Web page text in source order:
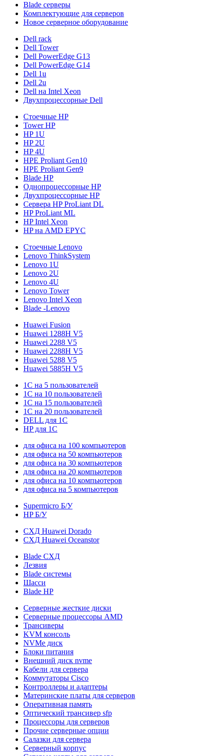
Blade серверы
Комплектующие для серверов
Новое серверное оборудование
Dell rack
Dell Tower
Dell PowerEdge G13
Dell PowerEdge G14
Dell 1u
Dell 2u
Dell на Intel Xeon
Двухпроцессорные Dell
Стоечные HP
Tower HP
HP 1U
HP 2U
HP 4U
HPE Proliant Gen10
HPE Proliant Gen9
Blade HP
Однопроцессорные HP
Двухпроцессорные HP
Сервера HP ProLiant DL
HP ProLiant ML
HP Intel Xeon
HP на AMD EPYC
Стоечные Lenovo
Lenovo ThinkSystem
Lenovo 1U
Lenovo 2U
Lenovo 4U
Lenovo Tower
Lenovo Intel Xeon
Blade -Lenovo
Huawei Fusion
Huawei 1288H V5
Huawei 2288 V5
Huawei 2288H V5
Huawei 5288 V5
Huawei 5885H V5
1С на 5 пользователей
1С на 10 пользователей
1С на 15 пользователей
1С на 20 пользователей
DELL для 1С
HP для 1С
для офиса на 100 компьютеров
для офиса на 50 компьютеров
для офиса на 30 компьютеров
для офиса на 20 компьютеров
для офиса на 10 компьютеров
для офиса на 5 компьютеров
Supermicro Б/У
HP Б/У
СХД Huawei Dorado
СХД Huawei Oceanstor
Blade СХД
Лезвия
Blade системы
Шасси
Blade HP
Серверные жесткие диски
Серверные процессоры AMD
Трансиверы
KVM консоль
NVMe диск
Блоки питания
Внешний диск nvme
Кабели для сервера
Коммутаторы Cisco
Контроллеры и адаптеры
Материнские платы для серверов
Оперативная память
Оптический трансивер sfp
Процессоры для серверов
Прочие серверные опции
Салазки для сервера
Серверный корпус